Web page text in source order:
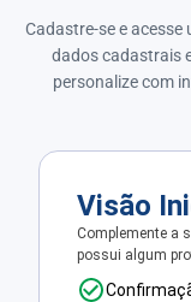
Cadastre-se e
dados cadastrais
personalize com
Visão
Complemente a
possui algum